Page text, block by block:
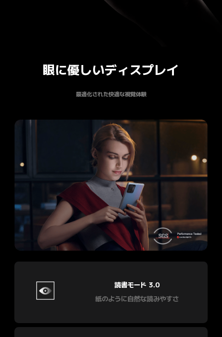
眼に優しいディスプレイ
最適化された快適な視覚体験
読書モード 3.0
紙のように自然な読みやすさ